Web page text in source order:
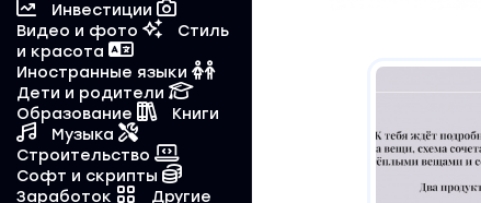
Инвестиции
Видео и фото
Стиль
и красота
Иностранные языки
Дети и родители
Образование
Книги
Музыка
Строительство
Софт и скрипты
Заработок
Другие